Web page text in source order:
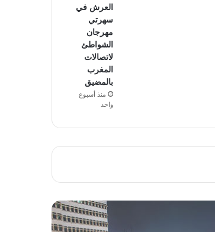
العرش في
سهرتي
مهرجان
الشواطئ
لاتصالات
المغرب
بالمضيق
منذ أسبوع
واحد